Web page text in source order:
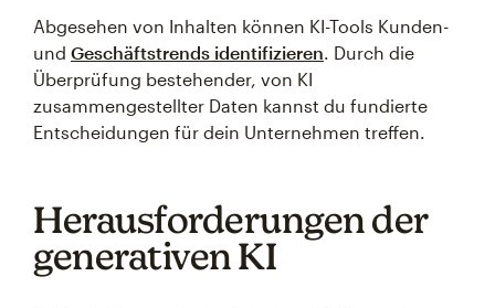
Abgesehen von Inhalten können KI-Tools Kunden-
und Geschäftstrends identifizieren. Durch die
Überprüfung bestehender, von KI
zusammengestellter Daten kannst du fundierte
Entscheidungen für dein Unternehmen treffen.
Herausforderungen der
generativen KI